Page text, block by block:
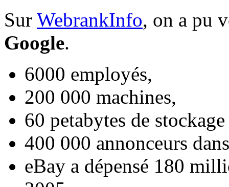
Sur WebrankInfo, on a pu
Google.
6000 employés,
200 000 machines,
60 petabytes de
400 000 annonceurs
eBay a dépensé 180